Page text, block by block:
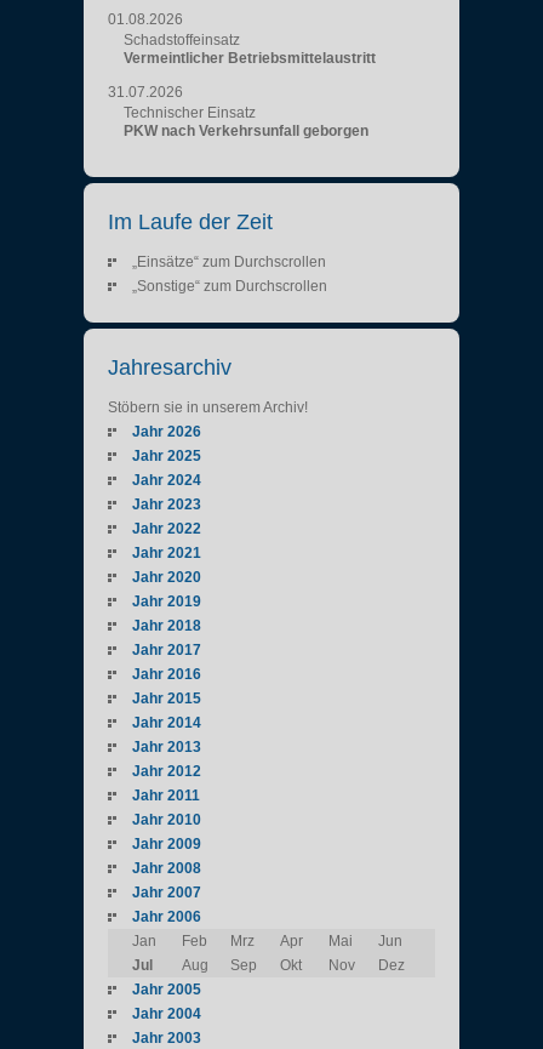
01.08.2026
Schadstoffeinsatz
Vermeintlicher Betriebsmittelaustritt
31.07.2026
Technischer Einsatz
PKW nach Verkehrsunfall geborgen
Im Laufe der Zeit
„Einsätze“ zum Durchscrollen
„Sonstige“ zum Durchscrollen
Jahresarchiv
Stöbern sie in unserem Archiv!
Jahr 2026
Jahr 2025
Jahr 2024
Jahr 2023
Jahr 2022
Jahr 2021
Jahr 2020
Jahr 2019
Jahr 2018
Jahr 2017
Jahr 2016
Jahr 2015
Jahr 2014
Jahr 2013
Jahr 2012
Jahr 2011
Jahr 2010
Jahr 2009
Jahr 2008
Jahr 2007
Jahr 2006
Jan
Feb Mrz Apr Mai
Jun
Jul
Aug Sep Okt Nov
Dez
Jahr 2005
Jahr 2004
Jahr 2003